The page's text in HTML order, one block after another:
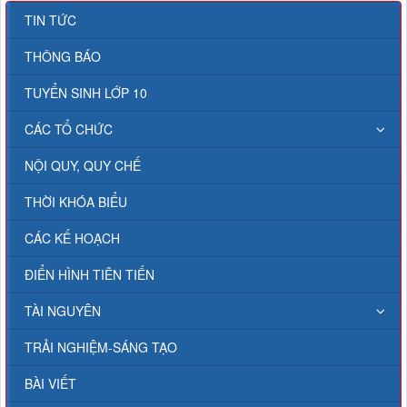
TIN TỨC
THÔNG BÁO
TUYỂN SINH LỚP 10
CÁC TỔ CHỨC
NỘI QUY, QUY CHẾ
THỜI KHÓA BIỂU
CÁC KẾ HOẠCH
ĐIỂN HÌNH TIÊN TIẾN
TÀI NGUYÊN
TRẢI NGHIỆM-SÁNG TẠO
BÀI VIẾT